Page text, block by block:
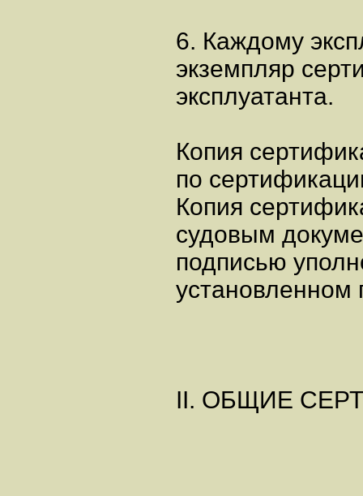
6. Каждому
экземпляр
эксплуатанта.
Копия
по
Копия
судовым
подписью
установленном
II. ОБЩИЕ